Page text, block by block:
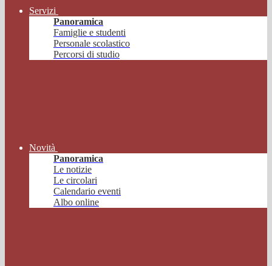
Servizi
Panoramica
Famiglie e studenti
Personale scolastico
Percorsi di studio
Novità
Panoramica
Le notizie
Le circolari
Calendario eventi
Albo online